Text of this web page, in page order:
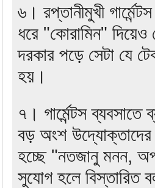
৬। রপ্তানীমুখী
ধরে "কোরামিন"
দরকার পড়ে সেটা যে
হয়।
৭। গার্মেন্টস
বড় অংশ উদ্যোক্তাদের
হচ্ছে "নতজানু মনন,
সুযোগ হলে বিস্তারিত